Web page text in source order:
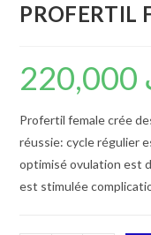
PROFERTIL
Profertil female crée
réussie: cycle régulier
optimisé ovulation est
est stimulée